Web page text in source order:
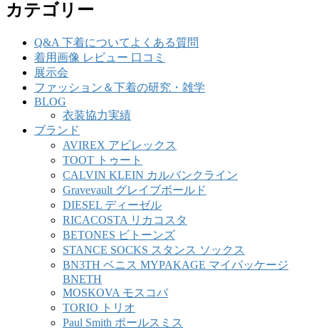
カテゴリー
Q&A 下着についてよくある質問
着用画像 レビュー 口コミ
展示会
ファッション＆下着の研究・雑学
BLOG
衣装協力実績
ブランド
AVIREX アビレックス
TOOT トゥート
CALVIN KLEIN カルバンクライン
Gravevault グレイブボールド
DIESEL ディーゼル
RICACOSTA リカコスタ
BETONES ビトーンズ
STANCE SOCKS スタンス ソックス
BN3TH ベニス MYPAKAGE マイパッケージ
BNETH
MOSKOVA モスコバ
TORIO トリオ
Paul Smith ポールスミス